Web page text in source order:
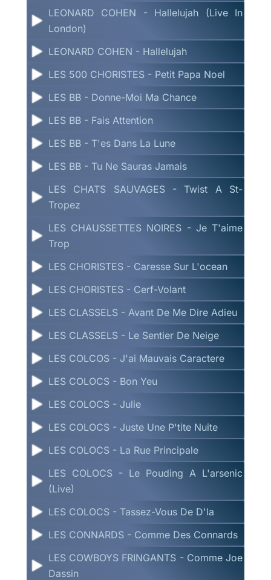
LEONARD COHEN - Hallelujah (Live In
London)
LEONARD COHEN - Hallelujah
LES 500 CHORISTES - Petit Papa Noel
LES BB - Donne-Moi Ma Chance
LES BB - Fais Attention
LES BB - T'es Dans La Lune
LES BB - Tu Ne Sauras Jamais
LES CHATS SAUVAGES - Twist A St-
Tropez
LES CHAUSSETTES NOIRES - Je T'aime
Trop
LES CHORISTES - Caresse Sur L'ocean
LES CHORISTES - Cerf-Volant
LES CLASSELS - Avant De Me Dire Adieu
LES CLASSELS - Le Sentier De Neige
LES COLCOS - J'ai Mauvais Caractere
LES COLOCS - Bon Yeu
LES COLOCS - Julie
LES COLOCS - Juste Une P'tite Nuite
LES COLOCS - La Rue Principale
LES COLOCS - Le Pouding A L'arsenic
(Live)
LES COLOCS - Tassez-Vous De D'la
LES CONNARDS - Comme Des Connards
LES COWBOYS FRINGANTS - Comme Joe
Dassin